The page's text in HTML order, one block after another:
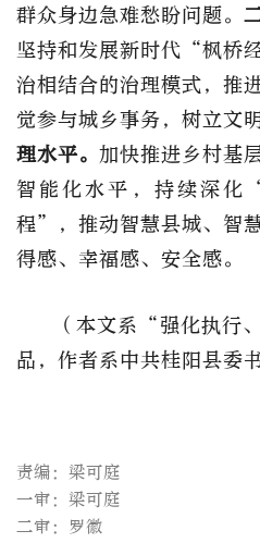
群众身边急难愁盼问题。
坚持和发展新时代“枫桥
治相结合的治理模式，推
觉参与城乡事务，树立文明
理水平。 加快推进乡村基
智能化水平，持续深
程”，推动智慧县城、智
得感、幸福感、安全感。
（本文系“强化执行
品， 作者系中共桂阳县委
责编：梁可庭
一审：梁可庭
二审：罗徽